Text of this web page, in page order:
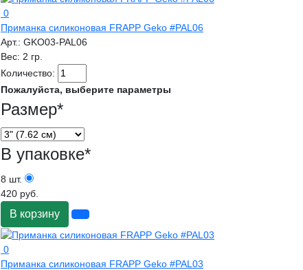
0
Приманка силиконовая FRAPP Geko #PAL06
Арт.: GKO03-PAL06
Вес: 2 гр.
Количество:
Пожалуйста, выберите параметры
Размер*
В упаковке*
8 шт.
420 руб.
В корзину
0
Приманка силиконовая FRAPP Geko #PAL03